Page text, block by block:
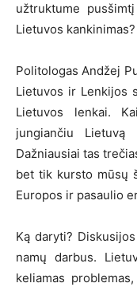
užtruktume
Lietuvos kankinimas?
Politologas Andžej
Lietuvos ir Lenkijos
Lietuvos lenkai.
jungiančiu
Dažniausiai tas
bet tik kursto mūsų
Europos ir pasaulio
Ką daryti?
namų darbus.
keliamas